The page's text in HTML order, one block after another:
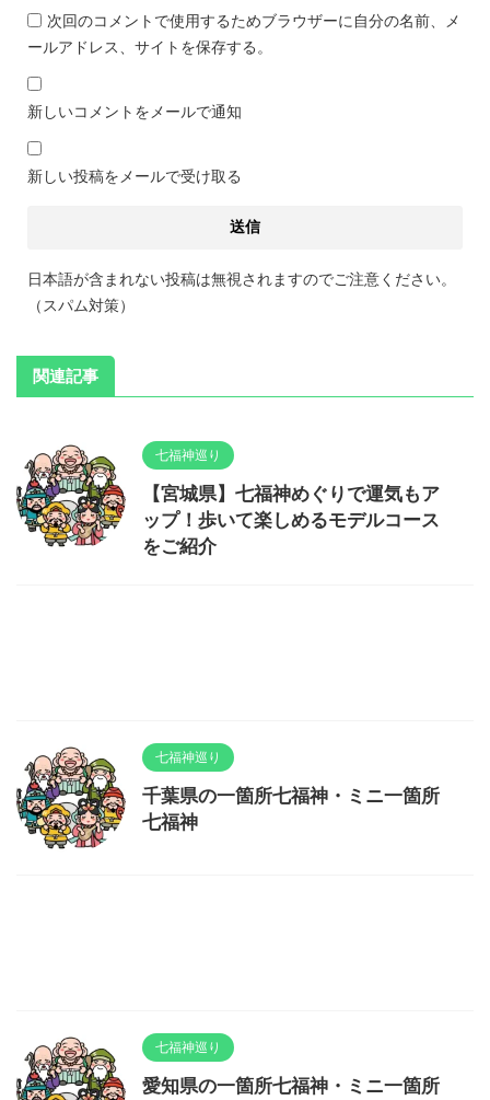
次回のコメントで使用するためブラウザーに自分の名前、メ
ールアドレス、サイトを保存する。
新しいコメントをメールで通知
新しい投稿をメールで受け取る
日本語が含まれない投稿は無視されますのでご注意ください。
（スパム対策）
関連記事
七福神巡り
【宮城県】七福神めぐりで運気もア
ップ！歩いて楽しめるモデルコース
をご紹介
七福神巡り
千葉県の一箇所七福神・ミニ一箇所
七福神
七福神巡り
愛知県の一箇所七福神・ミニ一箇所